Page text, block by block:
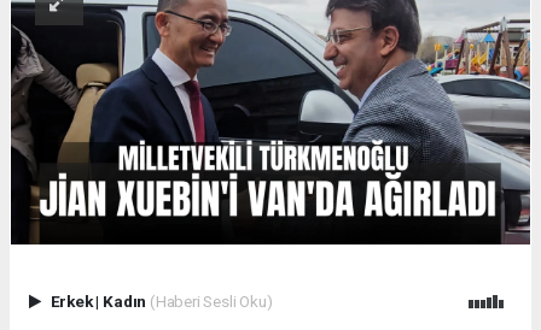
Erkek| Kadın (Haberi Sesli Oku)